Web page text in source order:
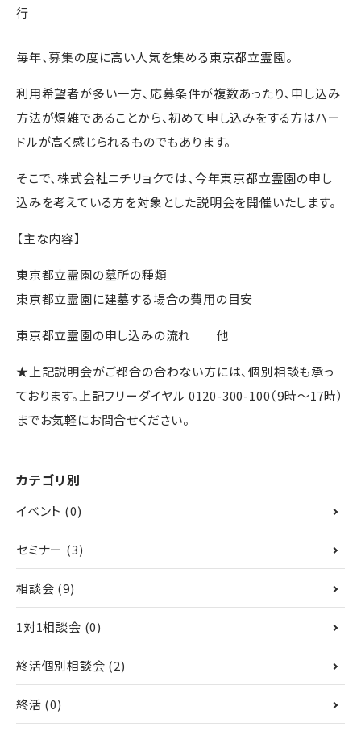
行
毎年、募集の度に高い人気を集める東京都立霊園。
利用希望者が多い一方、応募条件が複数あったり、申し込み
方法が煩雑であることから、初めて申し込みをする方はハー
ドルが高く感じられるものでもあります。
そこで、株式会社ニチリョクでは、今年東京都立霊園の申し
込みを考えている方を対象とした説明会を開催いたします。
【主な内容】
東京都立霊園の墓所の種類
東京都立霊園に建墓する場合の費用の目安
東京都立霊園の申し込みの流れ 他
★上記説明会がご都合の合わない方には、個別相談も承っ
ております。上記フリーダイヤル 0120-300-100（9時～17時）
までお気軽にお問合せください。
カテゴリ別
イベント (0)
セミナー (3)
相談会 (9)
1対1相談会 (0)
終活個別相談会 (2)
終活 (0)